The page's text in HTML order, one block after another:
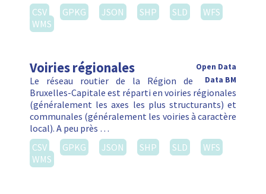
CSV
GPKG JSON SHP SLD
WFS
WMS
Voiries régionales
Open Data
Data BM
Le réseau routier de la Région de
Bruxelles-Capitale est réparti en voiries régionales
(généralement les axes les plus structurants) et
communales (généralement les voiries à caractère
local). A peu près …
CSV
GPKG JSON SHP SLD
WFS
WMS